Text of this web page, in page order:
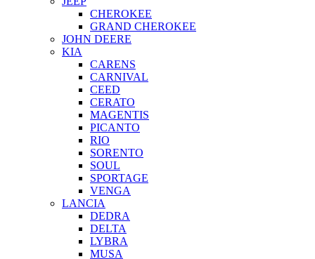
CHEROKEE
GRAND CHEROKEE
JOHN DEERE
KIA
CARENS
CARNIVAL
CEED
CERATO
MAGENTIS
PICANTO
RIO
SORENTO
SOUL
SPORTAGE
VENGA
LANCIA
DEDRA
DELTA
LYBRA
MUSA